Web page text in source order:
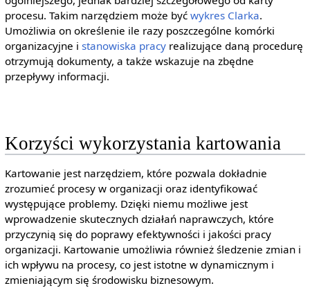
procesu. Takim narzędziem może być wykres Clarka.
Umożliwia on określenie ile razy poszczególne komórki
organizacyjne i stanowiska pracyrealizujące daną procedurę
otrzymują dokumenty, a także wskazuje na zbędne
przepływy informacji.
Korzyści wykorzystania kartowania
Kartowanie jest narzędziem, które pozwala dokładnie
zrozumieć procesy w organizacji oraz identyfikować
występujące problemy. Dzięki niemu możliwe jest
wprowadzenie skutecznych działań naprawczych, które
przyczynią się do poprawy efektywności i jakości pracy
organizacji. Kartowanie umożliwia również śledzenie zmian i
ich wpływu na procesy, co jest istotne w dynamicznym i
zmieniającym się środowisku biznesowym.